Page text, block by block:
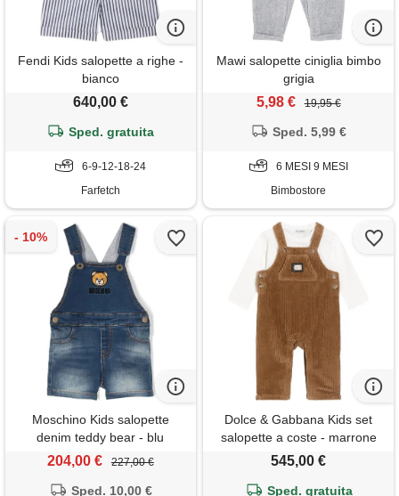
Fendi Kids salopette a righe -
bianco
640,00 €
Sped. gratuita
6-9-12-18-24
Farfetch
Mawi salopette ciniglia bimbo
grigia
5,98 € 19,95 €
Sped. 5,99 €
6 MESI 9 MESI
Bimbostore
Moschino Kids salopette
denim teddy bear - blu
204,00 € 227,00 €
Sped. 10,00 €
Dolce & Gabbana Kids set
salopette a coste - marrone
545,00 €
Sped. gratuita